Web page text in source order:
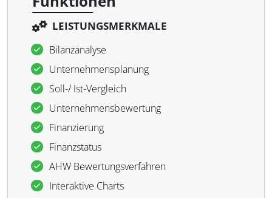
LEISTUNGSMERKMALE
Bilanzanalyse
Unternehmensplanung
Soll-/ Ist-Vergleich
Unternehmensbewertung
Finanzierung
Finanzstatus
AHW Bewertungsverfahren
Interaktive Charts